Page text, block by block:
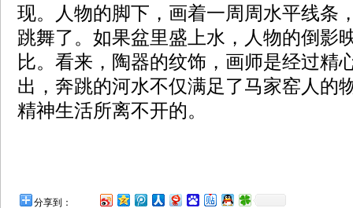
现。人物的脚下，画着一周周水平线条
跳舞了。如果盆里盛上水，人物的倒影
比。看来，陶器的纹饰，画师是经过精
出，奔跳的河水不仅满足了马家窑人的
精神生活所离不开的。
分享到：